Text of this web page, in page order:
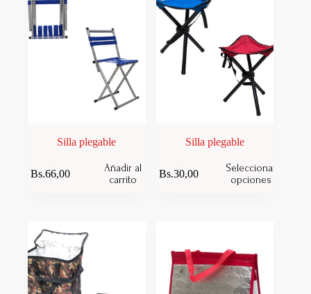
Silla plegable
Bs.66,00
Añadir al
carrito
Silla plegable
Bs.30,00
Seleccionar
opciones
producto
pueden